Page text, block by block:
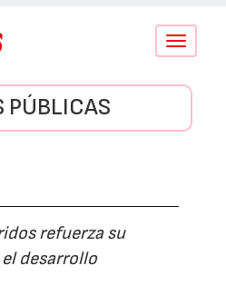
Conmutar
PÚBLICAS
refuerza su
desarrollo